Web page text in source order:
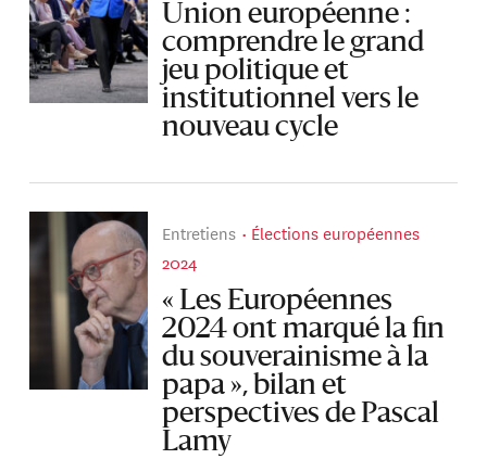
Union européenne :
comprendre le grand
jeu politique et
institutionnel vers le
nouveau cycle
Entretiens
Élections européennes
2024
« Les Européennes
2024 ont marqué la fin
du souverainisme à la
papa », bilan et
perspectives de Pascal
Lamy